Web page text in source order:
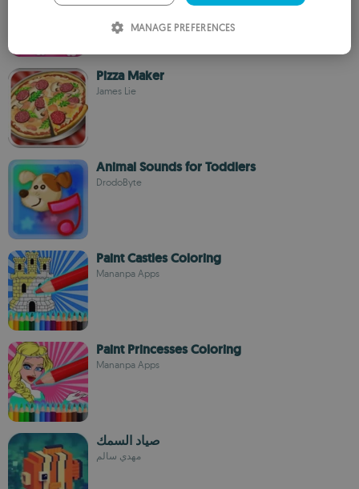
Pizza Maker
James Lie
Animal Sounds for Toddlers
DrodoByte
Paint Castles Coloring
Mananpa Apps
Paint Princesses Coloring
Mananpa Apps
صياد السمك
مهدي سالم
MANAGE PREFERENCES